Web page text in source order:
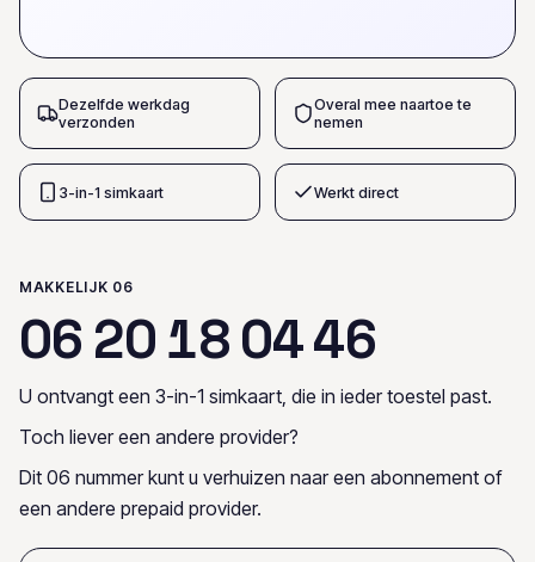
Dezelfde werkdag
verzonden
Overal mee naartoe te
nemen
3-in-1 simkaart Werkt direct
MAKKELIJK 06
06 20180446
U ontvangt een 3-in-1 simkaart, die in ieder toestel past.
Toch liever een andere provider?
Dit 06 nummer kunt u verhuizen naar een abonnement of
een andere prepaid provider.